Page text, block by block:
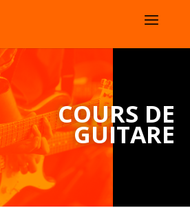
COURS DE
GUITARE